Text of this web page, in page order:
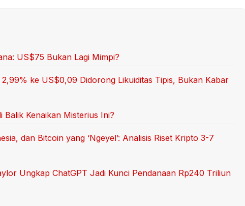
US$75 Bukan Lagi Mimpi?
ke US$0,09 Didorong Likuiditas Tipis, Bukan Kabar
Kenaikan Misterius Ini?
dan Bitcoin yang ‘Ngeyel’: Analisis Riset Kripto 3-7
Ungkap ChatGPT Jadi Kunci Pendanaan Rp240 Triliun